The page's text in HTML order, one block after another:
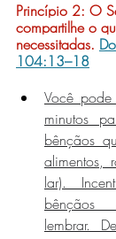
Princípio 2: O
compartilhe o
necessitadas.
104:13–18
Você
minutos
bênçãos
alimentos,
lar).
bênçãos
lembrar.